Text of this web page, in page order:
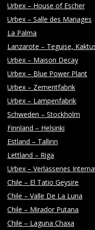
Urbex – House of Escher
Urbex – Salle des Mariages
La Palma
Lanzarote – Teguise,
Urbex – Maison Decay
Urbex – Blue Power Plant
Urbex – Zementfabrik
Urbex – Lampenfabrik
Schweden – Stockholm
Finnland – Helsinki
Estland – Tallinn
Lettland – Riga
Urbex – Verlassenes
Chile – El Tatio Geysire
Chile – Valle De La Luna
Chile – Mirador Putana
Chile – Laguna Chaxa